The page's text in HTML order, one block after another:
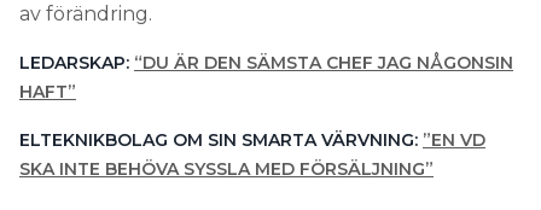
av förändring.
LEDARSKAP: “DU ÄR DEN SÄMSTA CHEF JAG NÅGONSIN
HAFT”
ELTEKNIKBOLAG OM SIN SMARTA VÄRVNING: ”EN VD
SKA INTE BEHÖVA SYSSLA MED FÖRSÄLJNING”